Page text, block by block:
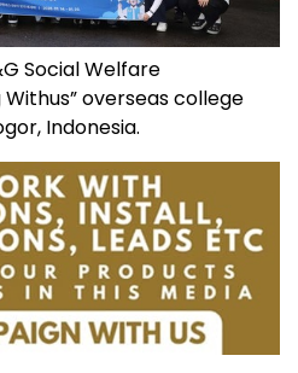
Social Welfare
Withus” overseas college
Indonesia.